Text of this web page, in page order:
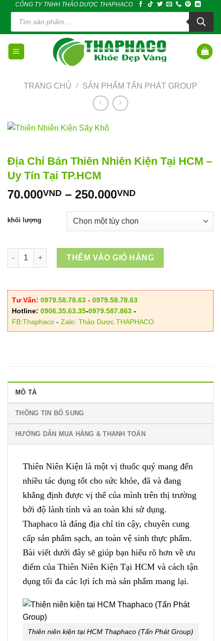
content
CÔNG TY TNHH THẢO DƯỢC THAPHACO
Tìm
kiếm
phẩm
TRANG CHỦ / SẢN PHẨM TẤN PHÁT GROUP
Địa Chỉ Bán Thiên Nhiên Kiện Tại HCM –
Uy Tín Tại TP.HCM
70.000VND – 250.000VNDKhoảng
từ
70.000VND
250.000VND
khối lượng
Địa Chỉ Bán Thiên Nhiên Kiện Tại HCM – Uy Tín Tại TP.HCM số
THÊM VÀO GIỎ HÀNG
Tư Vấn: 0979.58.78.63 - 0979.58.78.63
Hotline: 0906.35.63.35-0979.587.863 -
FB:Thaphaco - Zalo: Thảo Dược THAPHACO
MÔ TẢ
THÔNG TIN BỔ SUNG
HƯỚNG DẪN MUA HÀNG & THANH TOÁN
Thiên Niên Kiện là một vị thuốc quý mang đến
nhiều tác dụng tốt cho sức khỏe, đã và đang
khẳng định được vị thế của mình trên thị trường
bởi độ lành tính và an toàn khi sử dụng.
Thaphaco là đáng địa chỉ tin cậy, chuyên cung
cấp sản phẩm sạch, an toàn vệ sinh thực phẩm.
Bài viết dưới đây sẽ giúp bạn hiểu rõ hơn về ưu
điểm của Thiên Niên Kiện Tại HCM và cách tận
dụng tối đa các lợi ích mà sản phẩm mang lại.
Thiên niên kiện tại HCM Thaphaco (Tấn Phát Group)